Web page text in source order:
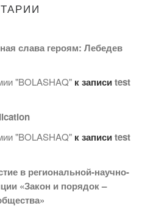
слава героям: Лебедев
"BOLASHAQ" к записиtest
"BOLASHAQ" к записиtest
в региональной-научно-
«Закон и порядок –